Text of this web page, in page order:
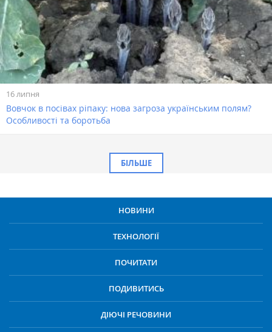
16 липня
Вовчок в посівах ріпаку: нова загроза українським полям?
Особливості та боротьба
БІЛЬШЕ
НОВИНИ
ТЕХНОЛОГІЇ
ПОЧИТАТИ
ПОДИВИТИСЬ
ДІЮЧІ РЕЧОВИНИ